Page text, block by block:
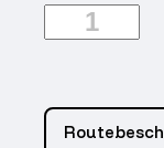
Sproeier
kit
270
(10)